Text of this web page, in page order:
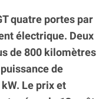
quatre portes par
électrique. Deux
de 800 kilomètres
de
Le prix et